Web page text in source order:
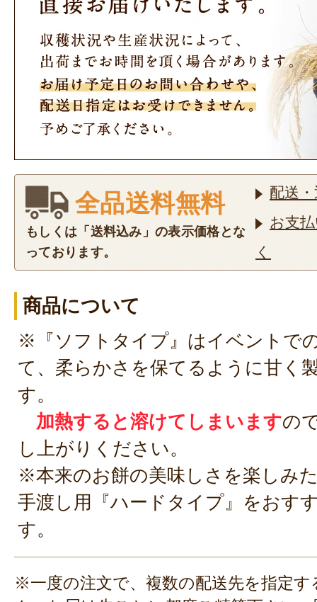
全品送料無料
もしくは「送料込み」の表示価格とな
っております。
配送
お支
く
商品について
※『ソフトタイプ』はイベントで
て、柔らかさを保てるように甘く
す。
加熱すると溶けてしまいますの
し上がりください。
※本来のお餅の美味しさを楽しみ
手渡し用『ハードタイプ』をおす
す。
※一度の注文で、複数の配送先を指定